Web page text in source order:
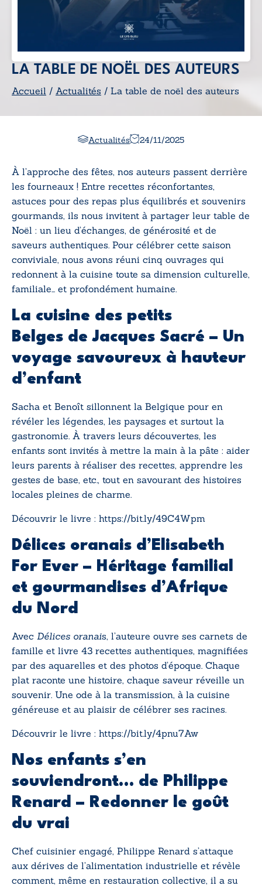
LA TABLE DE NOËL DES AUTEURS
Accueil / Actualités / La table de noël des auteurs
Actualités 24/11/2025
À l’approche des fêtes, nos auteurs passent derrière
les fourneaux ! Entre recettes réconfortantes,
astuces pour des repas plus équilibrés et souvenirs
gourmands, ils nous invitent à partager leur table de
Noël : un lieu d’échanges, de générosité et de
saveurs authentiques. Pour célébrer cette saison
conviviale, nous avons réuni cinq ouvrages qui
redonnent à la cuisine toute sa dimension culturelle,
familiale… et profondément humaine.
La cuisine des petits
Belges de Jacques Sacré – Un
voyage savoureux à hauteur
d’enfant
Sacha et Benoît sillonnent la Belgique pour en
révéler les légendes, les paysages et surtout la
gastronomie. À travers leurs découvertes, les
enfants sont invités à mettre la main à la pâte : aider
leurs parents à réaliser des recettes, apprendre les
gestes de base, etc., tout en savourant des histoires
locales pleines de charme.
Découvrir le livre : https://bit.ly/49C4Wpm
Délices oranais d’Elisabeth
For Ever – Héritage familial
et gourmandises d’Afrique
du Nord
Avec Délices oranais, l’auteure ouvre ses carnets de
famille et livre 43 recettes authentiques, magnifiées
par des aquarelles et des photos d’époque. Chaque
plat raconte une histoire, chaque saveur réveille un
souvenir. Une ode à la transmission, à la cuisine
généreuse et au plaisir de célébrer ses racines.
Découvrir le livre : https://bit.ly/4pnu7Aw
Nos enfants s’en
souviendront… de Philippe
Renard – Redonner le goût
du vrai
Chef cuisinier engagé, Philippe Renard s’attaque
aux dérives de l’alimentation industrielle et révèle
comment, même en restauration collective, il a su